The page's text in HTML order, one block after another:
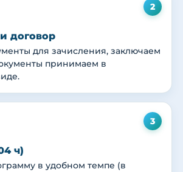
2
договор
для зачисления, заключаем
принимаем в
3
ч)
в удобном темпе (в